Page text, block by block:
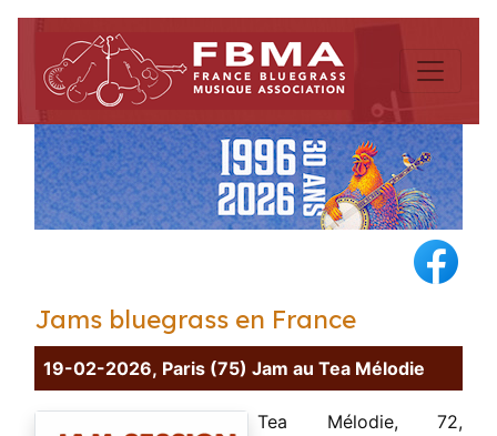
Jams bluegrass en France
19-02-2026, Paris (75) Jam au Tea Mélodie
Tea Mélodie, 72,